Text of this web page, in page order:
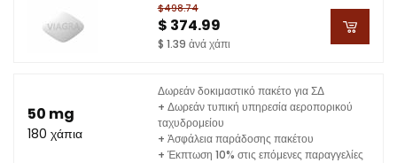
$498.74
$ 374.99
$ 1.39 ἀνά χάπι
50 mg
180 χάπια
Δωρεάν δοκιμαστικό πακέτο για ΣΔ
+ Δωρεάν τυπική υπηρεσία αεροπορικού
ταχυδρομείου
+ Ἀσφάλεια παράδοσης πακέτου
+ Έκπτωση 10% στις επόμενες παραγγελίες